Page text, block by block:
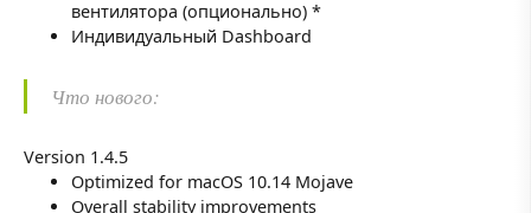
вентилятора (опционально) *
Индивидуальный Dashboard
Что нового:
Version 1.4.5
Optimized for macOS 10.14 Mojave
Overall stability improvements